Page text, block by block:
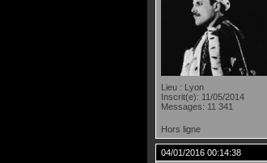
Lieu : Lyon
Inscrit(e): 11/05/2014
Messages: 11 341
Hors ligne
04/01/2016 00:14:38